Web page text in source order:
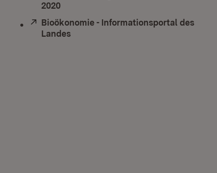
2020
Extern:
Bioökonomie - Informationsportal des
Landes